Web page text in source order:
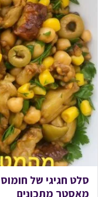
סלט חגיגי של
מאסטר מתכונים